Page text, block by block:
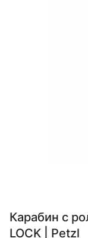
Карабин с
LOCK | Petzl